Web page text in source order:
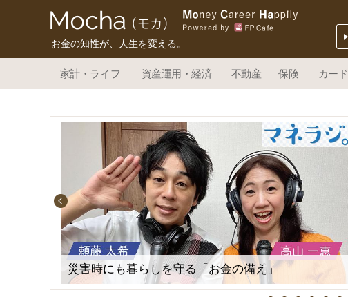
お金の知性が、人生を変える。
家計・ライフ 資産運用・経済 不動産 保険 カー
災害時にも暮らしを守る「お金の備え」